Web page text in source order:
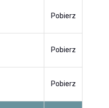
Pobierz
Pobierz
Pobierz